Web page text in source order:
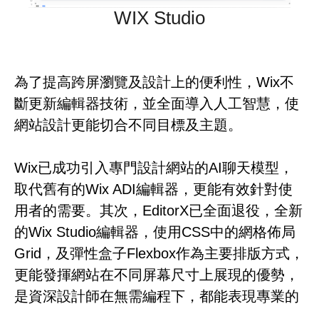
WIX Studio
為了提高跨屏瀏覽及設計上的便利性，Wix不
斷更新編輯器技術，並全面導入人工智慧，使
網站設計更能切合不同目標及主題。
Wix已成功引入專門設計網站的AI聊天模型，
取代舊有的Wix ADI編輯器，更能有效針對使
用者的需要。其次，EditorX已全面退役，全新
的Wix Studio編輯器，使用CSS中的網格佈局
Grid，及彈性盒子Flexbox作為主要排版方式，
更能發揮網站在不同屏幕尺寸上展現的優勢，
是資深設計師在無需編程下，都能表現專業的